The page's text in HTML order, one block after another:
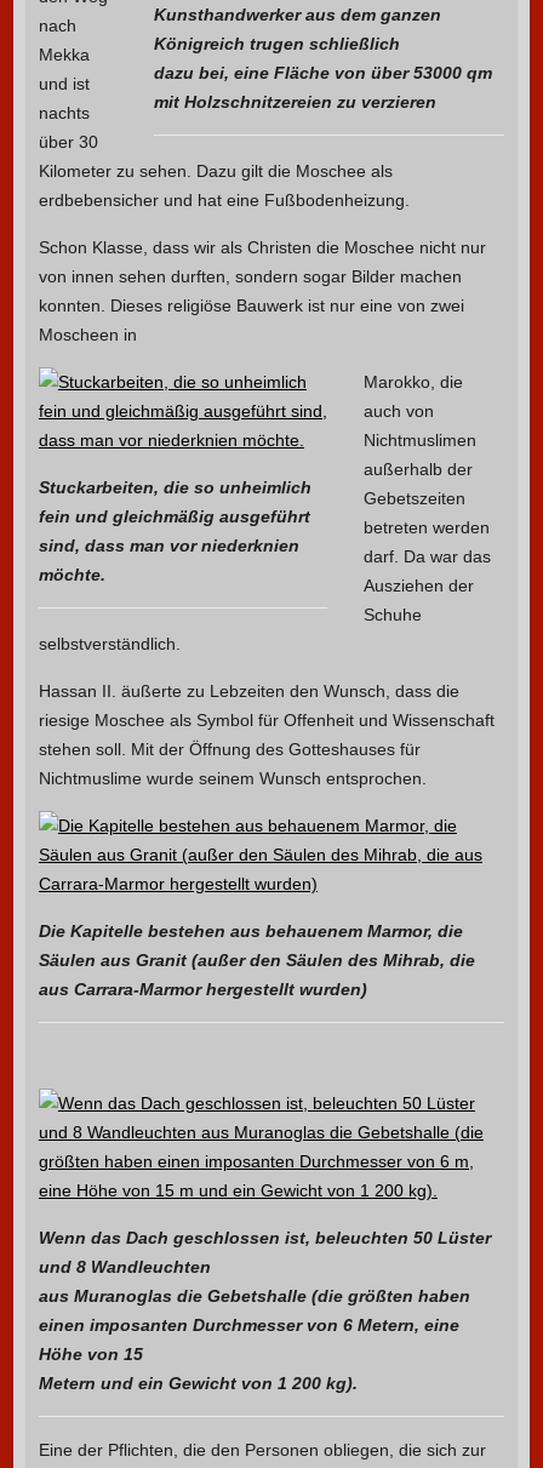
Kunsthandwerker aus dem ganzen
Königreich trugen schließlich
dazu bei, eine Fläche von über 53000 qm
mit Holzschnitzereien zu verzieren
nach
Mekka
und ist
nachts
über 30
Kilometer zu sehen. Dazu gilt die Moschee als
erdbebensicher und hat eine Fußbodenheizung.
Schon Klasse, dass wir als Christen die Moschee nicht nur
von innen sehen durften, sondern sogar Bilder machen
konnten. Dieses religiöse Bauwerk ist nur eine von zwei
Moscheen in
Stuckarbeiten, die so unheimlich
fein und gleichmäßig ausgeführt
sind, dass man vor niederknien
möchte.
Marokko, die
auch von
Nichtmuslimen
außerhalb der
Gebetszeiten
betreten werden
darf. Da war das
Ausziehen der
Schuhe
selbstverständlich.
Hassan II. äußerte zu Lebzeiten den Wunsch, dass die
riesige Moschee als Symbol für Offenheit und Wissenschaft
stehen soll. Mit der Öffnung des Gotteshauses für
Nichtmuslime wurde seinem Wunsch entsprochen.
Die Kapitelle bestehen aus behauenem Marmor, die
Säulen aus Granit (außer den Säulen des Mihrab, die
aus Carrara-Marmor hergestellt wurden)
Wenn das Dach geschlossen ist, beleuchten 50 Lüster
und 8 Wandleuchten
aus Muranoglas die Gebetshalle (die größten haben
einen imposanten Durchmesser von 6 Metern, eine
Höhe von 15
Metern und ein Gewicht von 1 200 kg).
Eine der Pflichten, die den Personen obliegen, die sich zur